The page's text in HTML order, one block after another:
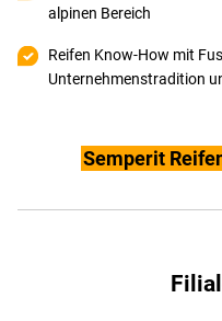
alpinen Bereich
Reifen Know-How mit
Unternehmenstradition
Semperit